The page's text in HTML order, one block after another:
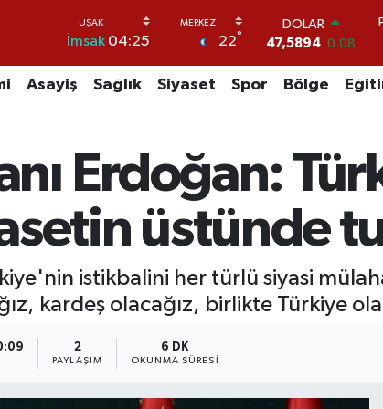
İmsak 04:25 22°
DOLAR
47,5894 0.08
55,0398 -0.02
6527.85 0.54
BITCOIN
64.927,78
1.32
Asayiş Sağlık Siyaset Spor Bölge
Erdoğan:
üstünde
istikbalini her türlü siyasi
kardeş olacağız, birlikte Türkiye
2
PAYLAŞIM
6 DK
OKUNMA SÜRESI